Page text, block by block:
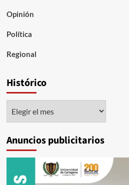
Opinión
Política
Regional
Histórico
Anuncios publicitarios